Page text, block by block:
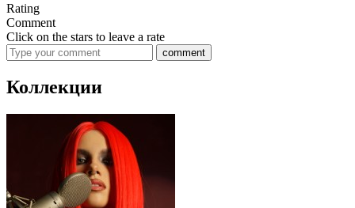
Rating
Comment
Click on the stars to leave a rate
comment
Коллекции